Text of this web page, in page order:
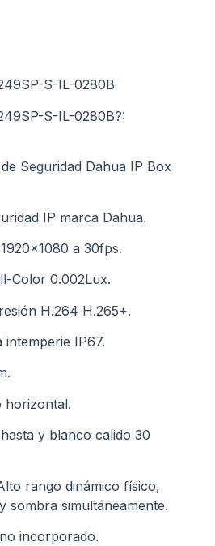
S-IL-0280B
S-IL-0280B?:
Seguridad Dahua IP Box
IP marca Dahua.
a 30fps.
Color 0.002Lux.
H.264 H.265+.
IP67.
horizontal.
y blanco calido 30
rango dinámico físico,
sombra simultáneamente.
incorporado.